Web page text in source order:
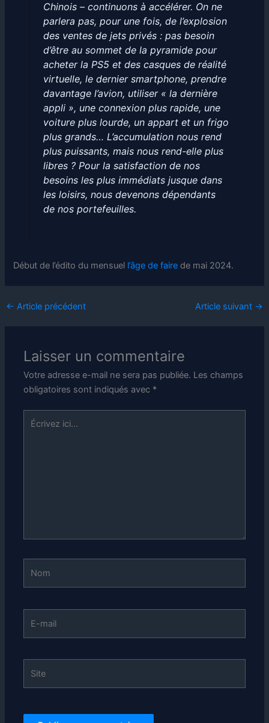
Chinois – continuons à accélérer. On ne
parlera pas, pour une fois, de l’explosion
des ventes de jets privés : pas besoin
d’être au sommet de la pyramide pour
acheter la PS5 et des casques de réalité
virtuelle, le dernier smartphone, prendre
davantage l’avion, utiliser « la dernière
appli », une connexion plus rapide, une
voiture plus lourde, un appart et un frigo
plus grands… L’accumulation nous rend
plus puissants, mais nous rend-elle plus
libres ? Pour la satisfaction de nos
besoins les plus immédiats jusque dans
les loisirs, nous devenons dépendants
de nos portefeuilles.
Début de l’édito du mensuel l’âge de faire de mai 2024.
← Article précédent Article suivant →
Laisser un commentaire
Votre adresse e-mail ne sera pas publiée. Les champs
obligatoires sont indiqués avec *
Écrivez
mail